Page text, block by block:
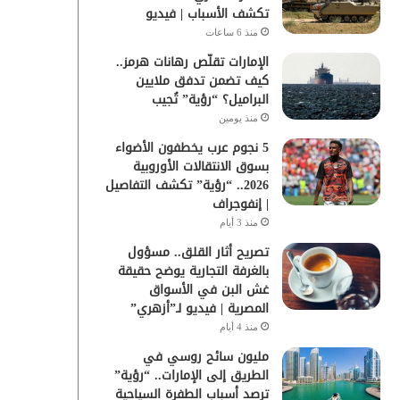
تكشف الأسباب | فيديو
منذ 6 ساعات
الإمارات تقلّص رهانات هرمز..
كيف تضمن تدفق ملايين
البراميل؟ “رؤية” تُجيب
منذ يومين
5 نجوم عرب يخطفون الأضواء
بسوق الانتقالات الأوروبية
2026.. “رؤية” تكشف التفاصيل
| إنفوجراف
منذ 3 أيام
تصريح أثار القلق.. مسؤول
بالغرفة التجارية يوضح حقيقة
غش البن في الأسواق
المصرية | فيديو لـ”أزهري”
منذ 4 أيام
مليون سائح روسي في
الطريق إلى الإمارات.. “رؤية”
ترصد أسباب الطفرة السياحية